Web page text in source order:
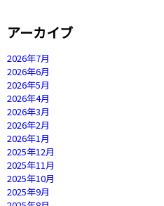
アーカイブ
2026年7月
2026年6月
2026年5月
2026年4月
2026年3月
2026年2月
2026年1月
2025年12月
2025年11月
2025年10月
2025年9月